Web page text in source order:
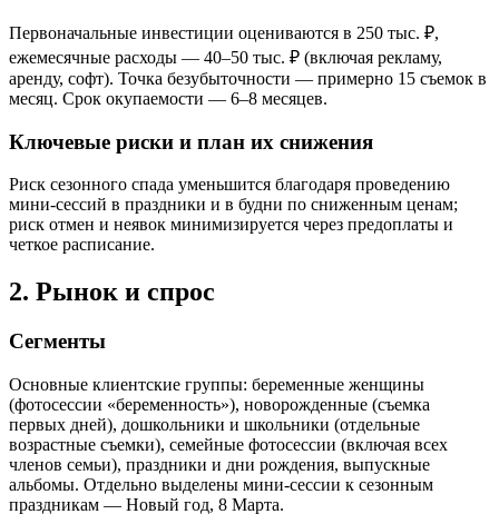
Первоначальные инвестиции оцениваются в 250 тыс. ₽,
ежемесячные расходы — 40–50 тыс. ₽ (включая рекламу,
аренду, софт). Точка безубыточности — примерно 15 съемок в
месяц. Срок окупаемости — 6–8 месяцев.
Ключевые риски и план их снижения
Риск сезонного спада уменьшится благодаря проведению
мини-сессий в праздники и в будни по сниженным ценам;
риск отмен и неявок минимизируется через предоплаты и
четкое расписание.
2. Рынок и спрос
Сегменты
Основные клиентские группы: беременные женщины
(фотосессии «беременность»), новорожденные (съемка
первых дней), дошкольники и школьники (отдельные
возрастные съемки), семейные фотосессии (включая всех
членов семьи), праздники и дни рождения, выпускные
альбомы. Отдельно выделены мини-сессии к сезонным
праздникам — Новый год, 8 Марта.